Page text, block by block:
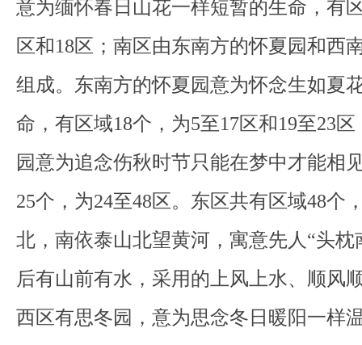
意为缅怀春日山花一样短暂的生命，有
区和18区；南区由东南方的怀夏园和西
组成。东南方的怀夏园意为怀念生如夏
命，有区域18个，为5至17区和19至23
园意为追念伤秋时节只能在梦中才能相
25个，为24至48区。东区共有区域48个
北，南依泰山北望黄河，寓意先人“头枕
后有山前有水，采用的上风上水、顺风
西区有思冬园，意为思念冬日暖阳一样